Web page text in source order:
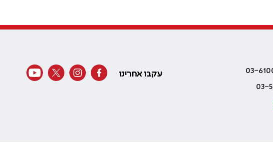
עקבו אחרינו